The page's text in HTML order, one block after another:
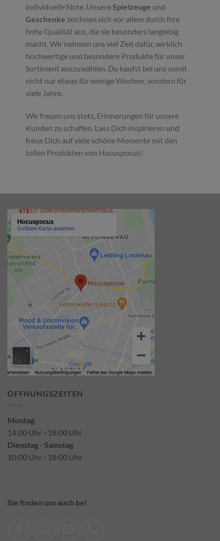
individuelle Note. UnsereSpielzeuge und
Geschenke zeichnen sich vor allem durch ihre
hohe Qualität aus, die sie besonders langlebig
macht. Wir nehmen uns viel Zeit dafür, wirklich
hochwertige und besondere Produkte für unser
Sortiment auszuwählen. Du kaufst bei uns somit
nicht nur etwas für wenige Wochen, sondern für
viele Jahre.
Wir freuen uns stets, Erinnerungen für unsere
Kunden zu schaffen. Lass Dich inspirieren und
freue Dich auf viele schöne Momente mit den
tollen Produkten von Hocuspocus!
ÖFFNUNGSZEITEN
Montag
14:00 Uhr - 18:00 Uhr
Dienstag - Samstag
10:00 Uhr - 18:00 Uhr
Sie finden uns auch bei